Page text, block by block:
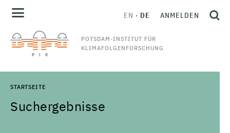
POTSDAM-INSTITUT FÜR
KLIMAFOLGENFORSCHUNG
EN DE ANMELDEN
STARTSEITE
Suchergebnisse